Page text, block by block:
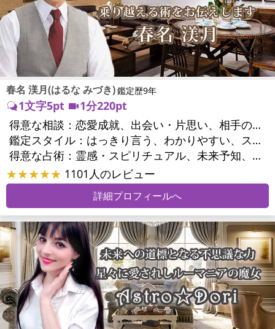
春名 渼月(はるな みづき)鑑定歴9年
1文字5pt
1分220pt
得意な相談：
恋愛成就、出会い・片思い、相手の気持ち、相性、結婚、男心・女心、二人の今後、複雑な恋愛、三角関係、略奪愛、浮気、不倫、復活愛、復縁、離婚、同性愛・LGBT、人間関係、職場の人間関係、対人関係、仕事運、適職、天職、転職、進路、就職、人生全般、使命、経営相談、人事、開業、夢、目標、ビジネスチャンス、ビジネスパートナー、パワーハラスメント、家族関係、夫婦関係、家庭問題、夫婦問題、シングルマザー、ストレス、いじめ、人生相談、ペットの気持ち、引越し・転居、方位、開運指導、健康運、金運、金銭トラブル、ご近所問題
鑑定スタイル：
はっきり言う、わかりやすい、スピード鑑定、簡潔、具体的、的確、納得感、友達のように相談できる、聞き上手、とても話しやすい、じっくり聞いてくれる、勇気をくれる、前向き・元気になれる
得意な占術：
霊感・スピリチュアル、未来予知、チャネリング、タロット、九星気学、占星術、カラー診断、易学、陰陽五行、手相、人相(顔相)、祈願、オリジナル占術
★★★★★ 1101人のレビュー
詳細プロフィールへ